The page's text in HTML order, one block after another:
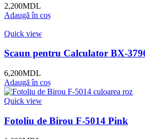
2,200MDL
Adaugă în coș
Quick view
Scaun pentru Calculator BX-
6,200MDL
Adaugă în coș
Quick view
Fotoliu de Birou F-5014 Pink